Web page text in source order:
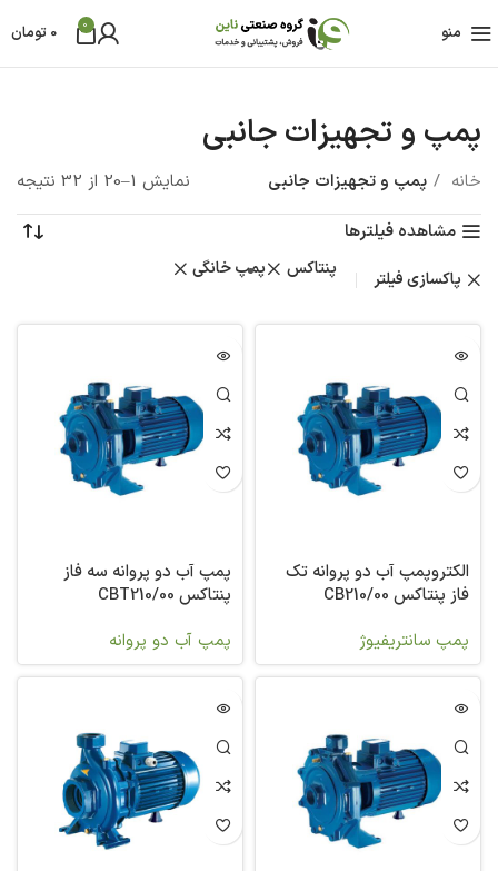
منو 0
0 تومان
پمپ و تجهیزات جانبی
خانه پمپ و تجهیزات جانبی
نمایش 1–20 از 32 نتیجه
مشاهده فیلترها
پاکسازی فیلتر پمپ خانگی پنتاکس
الکتروپمپ آب دو پروانه تک
فاز پنتاکس CB210/00
پمپ سانتریفیوژ
پمپ آب دو پروانه سه فاز
پنتاکس CBT210/00
پمپ آب دو پروانه